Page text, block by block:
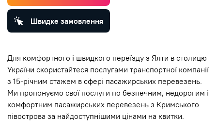
Швидке замовлення
Для комфортного і швидкого переїзду з Ялти в столицю
України скористайтеся послугами транспортної компанії
з 15-річним стажем в сфері пасажирських перевезень.
Ми пропонуємо свої послуги по безпечним, недорогим і
комфортним пасажирських перевезень з Кримського
півострова за найдоступнішими цінами на квитки.